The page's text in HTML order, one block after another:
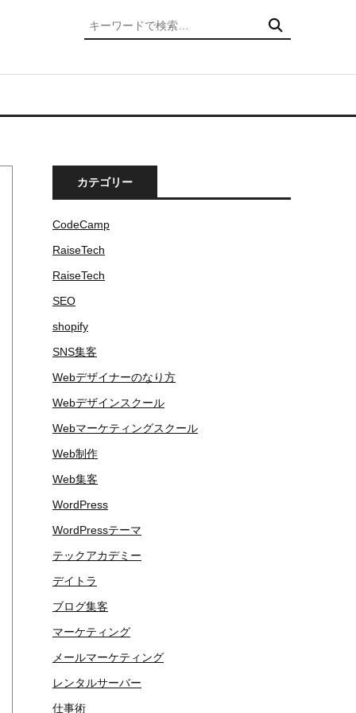
カテゴリー
CodeCamp
RaiseTech
RaiseTech
SEO
shopify
SNS集客
Webデザイナーのなり方
Webデザインスクール
Webマーケティングスクール
Web制作
Web集客
WordPress
WordPressテーマ
テックアカデミー
デイトラ
ブログ集客
マーケティング
メールマーケティング
レンタルサーバー
仕事術